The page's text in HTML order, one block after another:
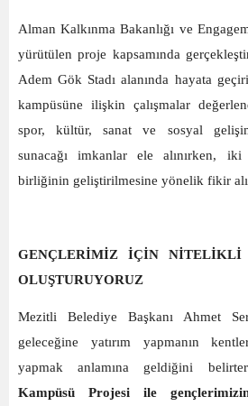
Alman Kalkınma Bakanlığı ve
yürütülen proje kapsamında
Adem Gök Stadı alanında hayata
kampüsüne ilişkin çalışmalar
spor, kültür, sanat ve sosyal
sunacağı imkanlar ele alınırken,
birliğinin geliştirilmesine yönelik fikir
GENÇLERİMİZ İÇİN
OLUŞTURUYORUZ
Mezitli Belediye Başkanı Ahmet
geleceğine yatırım yapmanın
yapmak anlamına geldiğini
Kampüsü Projesi ile